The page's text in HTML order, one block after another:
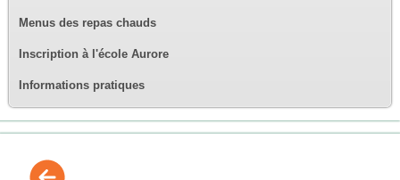
Menus des repas chauds
Inscription à l'école Aurore
Informations pratiques